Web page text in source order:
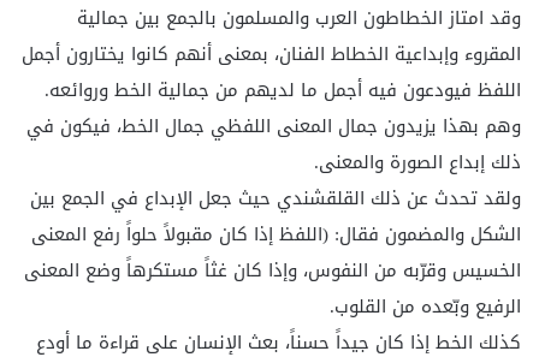
وقد امتاز الخطاطون العرب والمسلمون بالجمع بين جمالية
المقروء وإبداعية الخطاط الفنان، بمعنى أنهم كانوا يختارون أجمل
اللفظ فيودعون فيه أجمل ما لديهم من جمالية الخط وروائعه.
وهم بهذا يزيدون جمال المعنى اللفظي جمال الخط، فيكون في
ذلك إبداع الصورة والمعنى.
ولقد تحدث عن ذلك القلقشندي حيث جعل الإبداع في الجمع بين
الشكل والمضمون فقال: (اللفظ إذا كان مقبولاً حلواً رفع المعنى
الخسيس وقرّبه من النفوس، وإذا كان غثاً مستكرهاً وضع المعنى
الرفيع وبّعده من القلوب.
كذلك الخط إذا كان جيداً حسناً، بعث الإنسان على قراءة ما أودع